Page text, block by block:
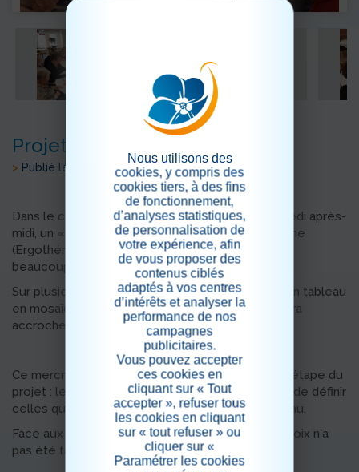
Projet Mosaïque
> Publié le 22/05/2019
Dans le cadre de l'atelier motricité fine du mercredi après-
midi, un « projet mosaïque » a été lancé par Pauline
(Ergothérapeute) et Dany (animatrice) demandant
beaucoup de dextérité et de minutie.
Sur plusieurs séances, les résidents réaliseront un tableau
en mosaïque avec le nom de la résidence, qui sera
accroché à l’entrée de La Canopée.
Ce mercredi 15 mai, nous avons suivi la première étape du
projet : le tri de différentes couleurs, permettant de définir
celles qui allaient servir pour la création du tableau.
Face aux nombreuses couleurs proposées, le choix n'a
pas été facile !
Nous utilisons des
cookies, y compris des
cookies tiers, à des fins
de fonctionnement,
d’analyses statistiques,
de personnalisation de
votre expérience, afin
de vous proposer des
contenus ciblés
adaptés à vos centres
d’intérêts et analyser la
performance de nos
campagnes
publicitaires.
Vous pouvez accepter
ces cookies en
cliquant sur « Tout
accepter », refuser tous
les cookies en cliquant
sur « tout refuser » ou
cliquer sur «
Paramétrer les cookies